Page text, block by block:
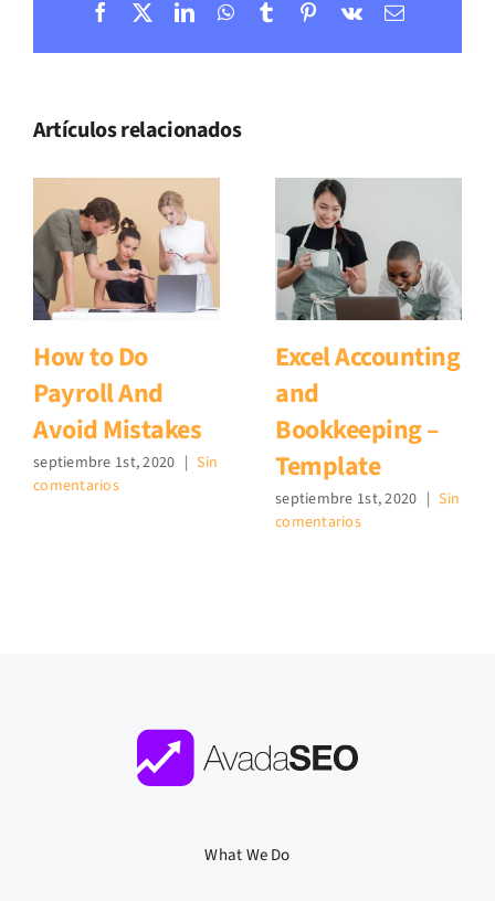
Facebook LinkedInWhatsApp
TumblrPinterest
Vk
Correo
Artículos relacionados
How to Do
Payroll And
Avoid Mistakes
septiembre 1st, 2020 | Sin
comentarios
Excel Accounting
and
Bookkeeping –
Template
septiembre 1st, 2020 | Sin
comentarios
What We Do